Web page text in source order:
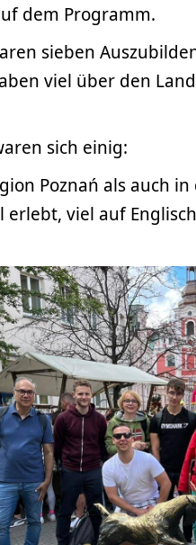
dem Programm.
sieben
viel über den
sich einig:
Poznań als auch
erlebt, viel auf